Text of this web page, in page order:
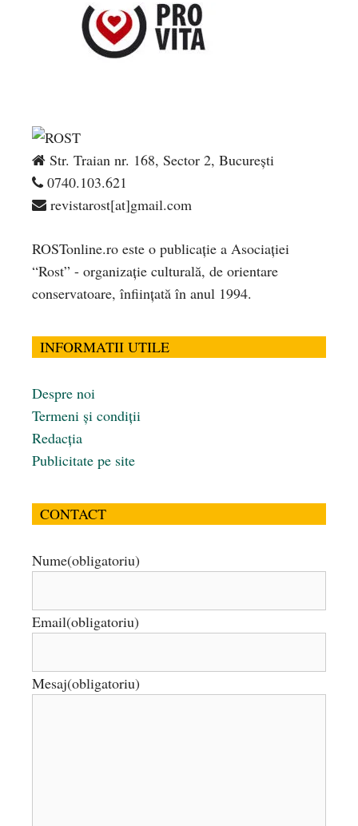
Str. Traian nr. 168, Sector 2, București
0740.103.621
revistarost[at]gmail.com
ROSTonline.ro este o publicaţie a Asociaţiei
“Rost” - organizaţie culturală, de orientare
conservatoare, înfiinţată în anul 1994.
INFORMATII UTILE
Despre noi
Termeni și condiții
Redacția
Publicitate pe site
CONTACT
Nume(obligatoriu)
Email(obligatoriu)
Mesaj(obligatoriu)